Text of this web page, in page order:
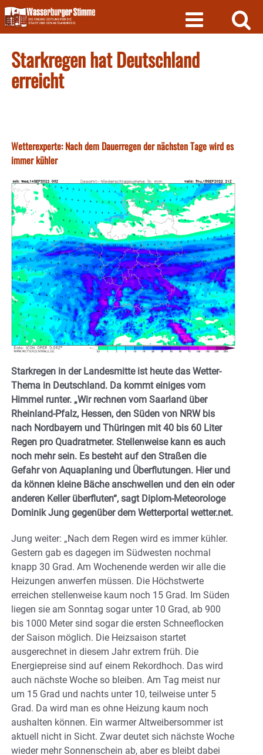
Skip
to
content
Starkregen hat Deutschland
erreicht
Wetterexperte: Nach dem Dauerregen der nächsten Tage wird es
immer kühler
Starkregen in der Landesmitte ist heute das Wetter-
Thema in Deutschland. Da kommt einiges vom
Himmel runter. „Wir rechnen vom Saarland über
Rheinland-Pfalz, Hessen, den Süden von NRW bis
nach Nordbayern und Thüringen mit 40 bis 60 Liter
Regen pro Quadratmeter. Stellenweise kann es auch
noch mehr sein. Es besteht auf den Straßen die
Gefahr von Aquaplaning und Überflutungen. Hier und
da können kleine Bäche anschwellen und den ein oder
anderen Keller überfluten“, sagt Diplom-Meteorologe
Dominik Jung gegenüber dem Wetterportal wetter.net.
Jung weiter: „Nach dem Regen wird es immer kühler.
Gestern gab es dagegen im Südwesten nochmal
knapp 30 Grad. Am Wochenende werden wir alle die
Heizungen anwerfen müssen. Die Höchstwerte
erreichen stellenweise kaum noch 15 Grad. Im Süden
liegen sie am Sonntag sogar unter 10 Grad, ab 900
bis 1000 Meter sind sogar die ersten Schneeflocken
der Saison möglich. Die Heizsaison startet
ausgerechnet in diesem Jahr extrem früh. Die
Energiepreise sind auf einem Rekordhoch. Das wird
auch nächste Woche so bleiben. Am Tag meist nur
um 15 Grad und nachts unter 10, teilweise unter 5
Grad. Da wird man es ohne Heizung kaum noch
aushalten können. Ein warmer Altweibersommer ist
aktuell nicht in Sicht. Zwar deutet sich nächste Woche
wieder mehr Sonnenschein ab, aber es bleibt dabei